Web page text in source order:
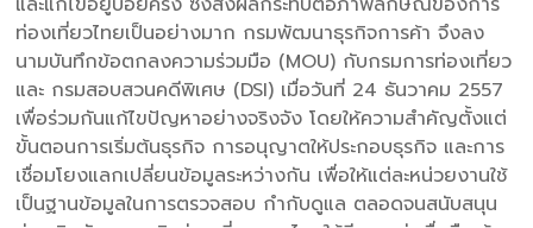
ท่องเที่ยวไทยเป็นอย่างมาก กรมพัฒนาธุรกิจการค้า จึงลง
นามบันทึกข้อตกลงความร่วมมือ (MOU) กับกรมการท่องเที่ยว
และ กรมสอบสวนคดีพิเศษ (DSI) เมื่อวันที่ 24 ธันวาคม 2557
เพื่อร่วมกันแก้ไขปัญหาอย่างจริงจัง โดยให้ความสำคัญตั้งแต่
ขั้นตอนการเริ่มต้นธุรกิจ การอนุญาตให้ประกอบธุรกิจ และการ
เชื่อมโยงแลกเปลี่ยนข้อมูลระหว่างกัน เพื่อให้แต่ละหน่วยงานใช้
เป็นฐานข้อมูลในการตรวจสอบ กำกับดูแล ตลอดจนสนับสนุน